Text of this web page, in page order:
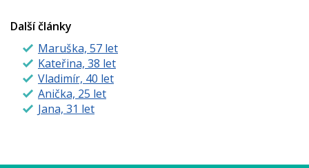
Další články
Maruška, 57 let
Kateřina, 38 let
Vladimír, 40 let
Anička, 25 let
Jana, 31 let